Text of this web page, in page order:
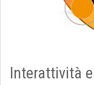
Interattività